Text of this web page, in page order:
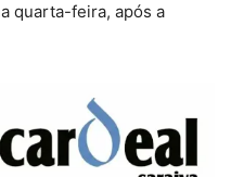
quarta-feira, após a